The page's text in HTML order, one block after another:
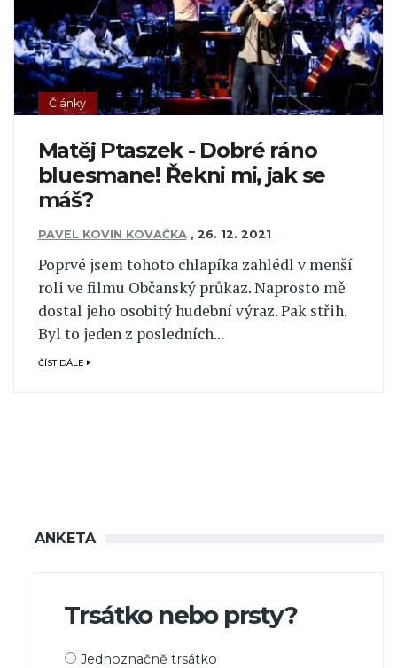
Články
Matěj Ptaszek - Dobré ráno
bluesmane! Řekni mi, jak se
máš?
PAVEL KOVIN KOVAČKA , 26. 12. 2021
Poprvé jsem tohoto chlapíka zahlédl v menší
roli ve filmu Občanský průkaz. Naprosto mě
dostal jeho osobitý hudební výraz. Pak střih.
Byl to jeden z posledních...
ČÍST DÁLE
ANKETA
Trsátko nebo prsty?
Možnosti
Jednoznačně trsátko